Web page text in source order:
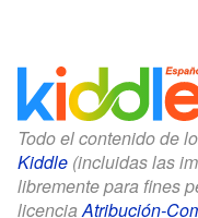
Todo el contenido de
Kiddle (incluidas las
libremente para fines
licencia Atribución-